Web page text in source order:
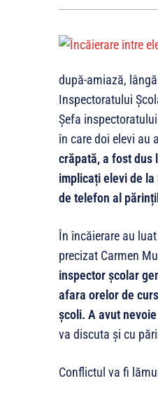
după-amiază,
Inspectoratului
Șefa
în care doi elevi au
crăpată, a fost dus
implicați elevi de
de telefon al
În încăierare au
precizat Carmen
inspector școlar
afara orelor de
școli. A avut
va discuta și cu
Conflictul va fi